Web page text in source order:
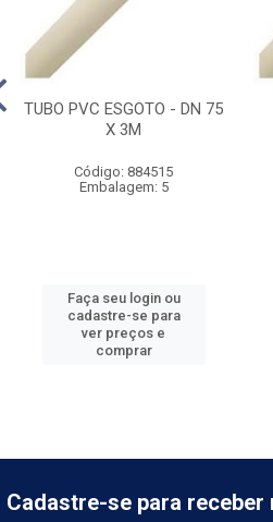
TUBO PVC ESGOTO - DN 75
X 3M
Código: 884515
Embalagem: 5
Faça seu login ou
cadastre-se para
ver preços e
comprar
Cadastre-se para